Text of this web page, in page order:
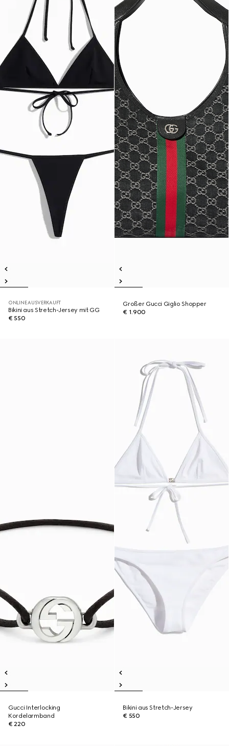
ONLINE AUSVERKAUFT
Bikini aus Stretch-Jersey mit GG
€ 550
Großer Gucci Giglio Shopper
€ 1.900
Gucci Interlocking
Kordelarmband
€ 220
Bikini aus Stretch-Jersey
€ 550